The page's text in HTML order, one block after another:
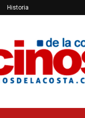
Historia